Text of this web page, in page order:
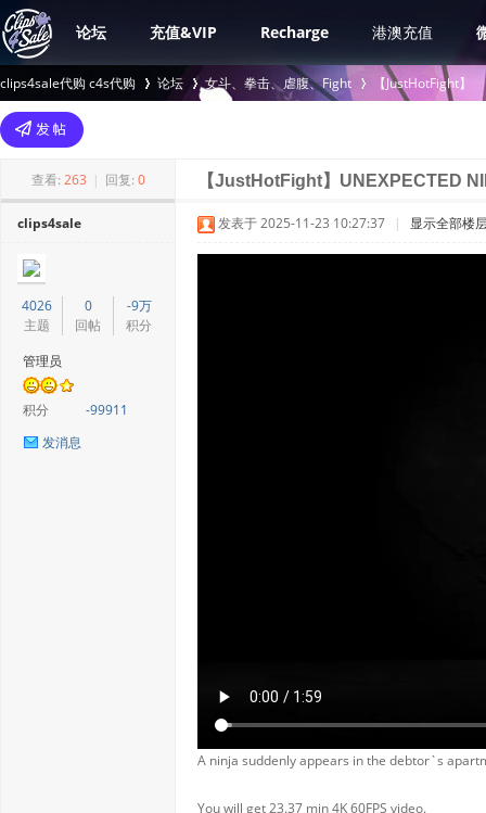
论坛 充值&VIP Recharge 港澳充值
clips4sale代购 c4s代购
>
论坛 女斗、拳击、虐腹、Fight
›
【JustHotFight】
查看: 263 | 回复: 0 【JustHotFight】UNEXPECTED
clips4sale
4026
主题
0
回帖
-9万
积分
管理员
积分
-99911
发消息
发表于 2025-11-23 10:27:37 | 显示全部楼
A ninja suddenly appears in the debtor`s
You will get 23.37 min 4K 60FPS video.